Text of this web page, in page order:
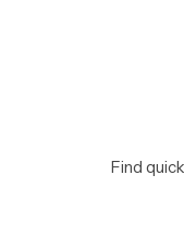
Find